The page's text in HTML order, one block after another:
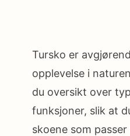
Tursko er
opplevelse i
du oversikt over
funksjoner, slik at
skoene som